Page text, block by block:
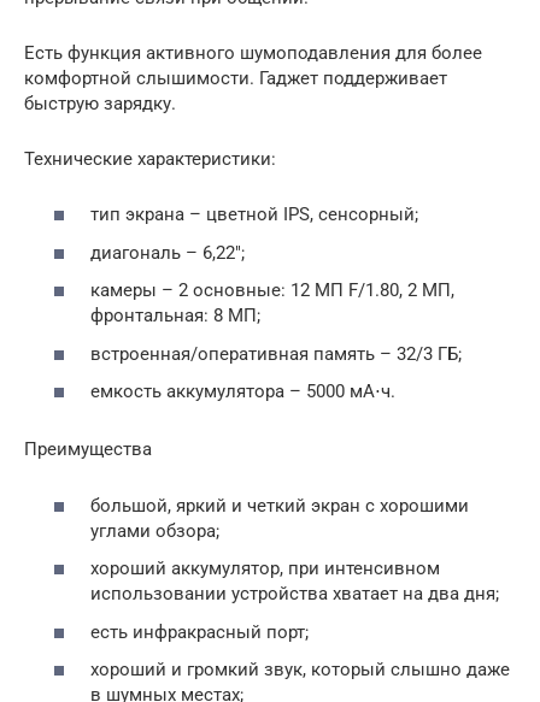
Есть функция активного шумоподавления для более
комфортной слышимости. Гаджет поддерживает
быструю зарядку.
Технические характеристики:
тип экрана – цветной IPS, сенсорный;
диагональ – 6,22″;
камеры – 2 основные: 12 МП F/1.80, 2 МП,
фронтальная: 8 МП;
встроенная/оперативная память – 32/3 ГБ;
емкость аккумулятора – 5000 мА⋅ч.
Преимущества
большой, яркий и четкий экран с хорошими
углами обзора;
хороший аккумулятор, при интенсивном
использовании устройства хватает на два дня;
есть инфракрасный порт;
хороший и громкий звук, который слышно даже
в шумных местах;